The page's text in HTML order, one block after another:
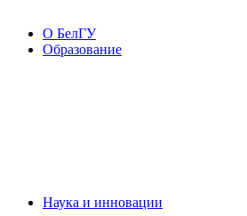
О БелГУ
Образование
Наука и инновации